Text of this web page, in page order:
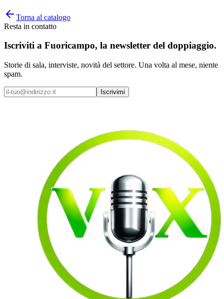
Torna al catalogo
Resta in contatto
Iscriviti a Fuoricampo, la newsletter del doppiaggio.
Storie di sala, interviste, novità del settore. Una volta al mese, niente
spam.
Iscrivimi